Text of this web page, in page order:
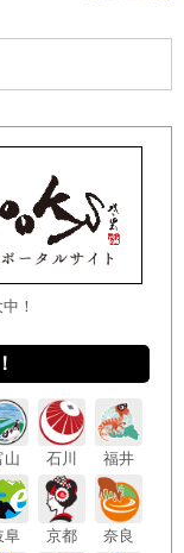
！
山 石川 福井
阜 京都 奈良